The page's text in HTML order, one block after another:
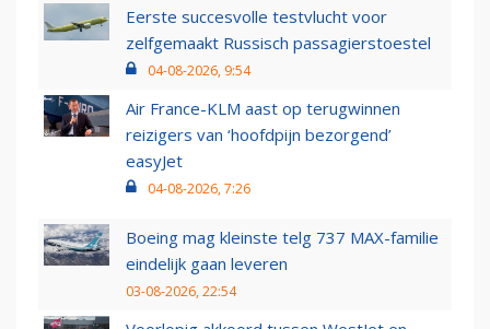
Eerste succesvolle testvlucht voor
zelfgemaakt Russisch passagierstoestel
04-08-2026, 9:54
Air France-KLM aast op terugwinnen
reizigers van ‘hoofdpijn bezorgend’
easyJet
04-08-2026, 7:26
Boeing mag kleinste telg 737 MAX-familie
eindelijk gaan leveren
03-08-2026, 22:54